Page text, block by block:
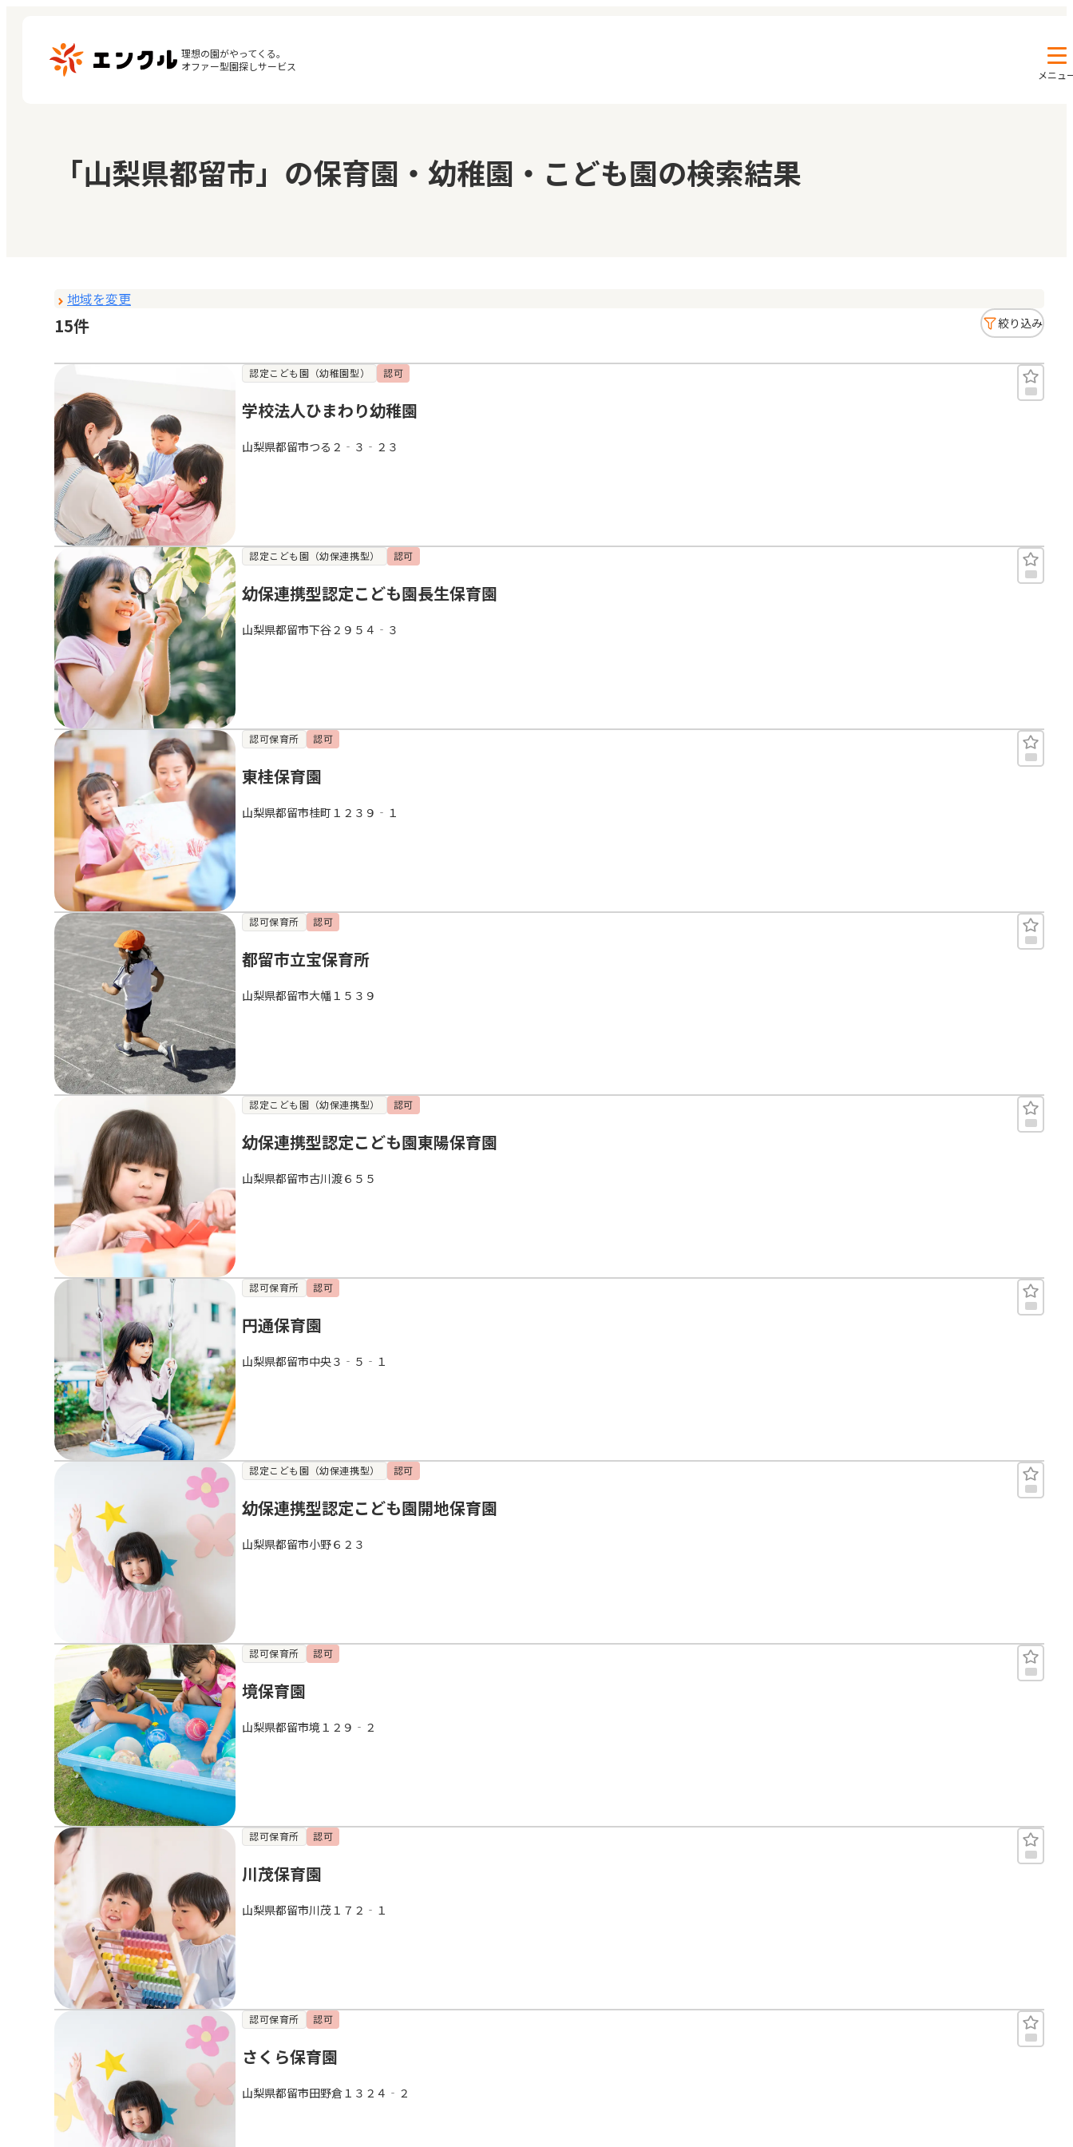
理想の園がやってくる。
オファー型園探しサービス
メニュ
保育園・幼稚園を探す
地図から探す
閲覧履歴
お気に入り
メッセージ
おすすめの園
「山梨県都留市」の保育園・幼稚園・こども園の検索結果
地域を変更
15件 絞り込み
認定こども園（幼稚園型） 認可
学校法人ひまわり幼稚園
山梨県都留市つる２‐３‐２３
認定こども園（幼保連携型） 認可
幼保連携型認定こども園長生保育園
山梨県都留市下谷２９５４‐３
認可保育所 認可
東桂保育園
山梨県都留市桂町１２３９‐１
認可保育所 認可
都留市立宝保育所
山梨県都留市大幡１５３９
認定こども園（幼保連携型） 認可
幼保連携型認定こども園東陽保育園
山梨県都留市古川渡６５５
認可保育所 認可
円通保育園
山梨県都留市中央３‐５‐１
認定こども園（幼保連携型） 認可
幼保連携型認定こども園開地保育園
山梨県都留市小野６２３
認可保育所 認可
境保育園
山梨県都留市境１２９‐２
認可保育所 認可
川茂保育園
山梨県都留市川茂１７２‐１
認可保育所 認可
さくら保育園
山梨県都留市田野倉１３２４‐２